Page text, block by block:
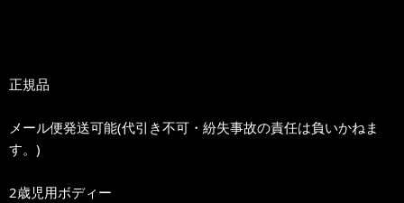
正規品
メール便発送可能(代引き不可・紛失事故の責任は負いかねま
す。)
2歳児用ボディー